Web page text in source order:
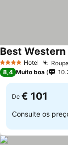
4 EstrelasHotel
Best
8,4 Muito boa
De € 101
Consulte os